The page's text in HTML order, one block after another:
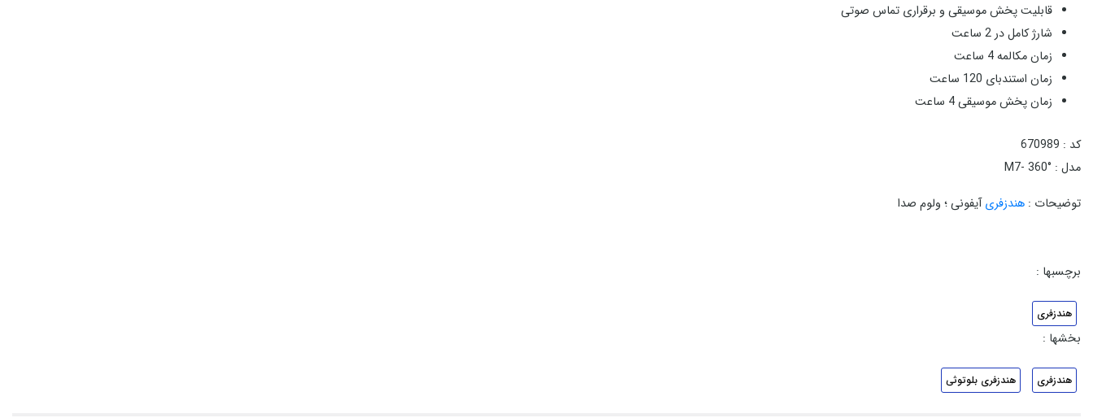
قابلیت پخش موسیقی و برقراری تماس صوتی
شارژ کامل در 2 ساعت
زمان مکالمه 4 ساعت
زمان استندبای 120 ساعت
زمان پخش موسیقی 4 ساعت
کد : 670989
مدل : M7- 360°
توضیحات : هندزفریآیفونی ؛ ولوم صدا
برچسبها :
هندزفری
بخشها :
هندزفری هندزفری بلوتوثی